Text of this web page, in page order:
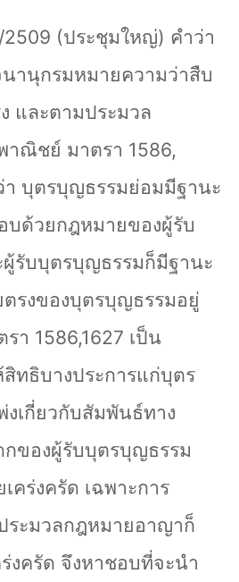
(ประชุมใหญ่) คำว่า
านุกรมหมายความว่าสืบ
และตามประมวล
าณิชย์ มาตรา 1586,
า บุตรบุญธรรมย่อมมีฐานะ
บด้วยกฎหมายของผู้รับ
รับบุตรบุญธรรมก็มีฐานะ
รงของบุตรบุญธรรมอยู่
รา 1586,1627 เป็น
ทธิบางประการแก่บุตร
เกี่ยวกับสัมพันธ์ทาง
ของผู้รับบุตรบุญธรรม
คร่งครัด เฉพาะการ
ระมวลกฎหมายอาญาก็
งครัด จึงหาชอบที่จะนำ